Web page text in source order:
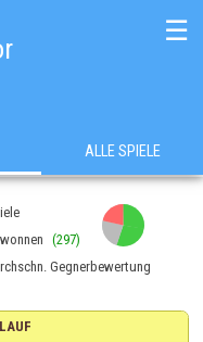
☰
ALLE SPIELE
(297)
Gegnerbewertung